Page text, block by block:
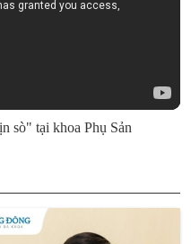
sò" tại khoa Phụ Sản